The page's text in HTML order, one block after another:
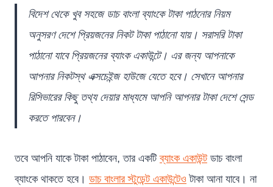
বিদেশ থেকে খুব সহজে ডাচ বাংলা ব্যাংকে টাকা পাঠনোর নিয়ম
অনুসরণ দেশে প্রিয়জনের নিকট টাকা পাঠানো যায়। সরাসরি টাকা
পাঠানো যাবে প্রিয়জনের ব্যাংক একাউন্টে। এর জন্য আপনাকে
আপনার নিকটস্থ এক্সচেইন্জ হাউজে যেতে হবে। সেখানে আপনার
রিসিভারের কিছু তথ্য দেয়ার মাধ্যমে আপনি আপনার টাকা দেশে সেন্ড
করতে পারবেন।
তবে আপনি যাকে টাকা পাঠাবেন, তার একটিব্যাংক একাউন্টডাচ বাংলা
ব্যাংকে থাকতে হবে। ডাচ বাংলার স্টুডেন্ট একাউন্টেও টাকা আনা যাবে। না